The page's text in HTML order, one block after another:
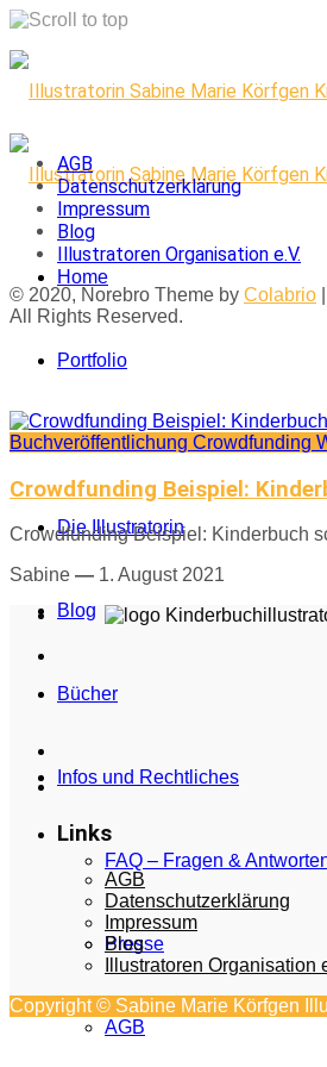
Skip
content
Home
Portfolio
Kontakt
Die Illustratorin
Blog
Bücher
Infos und Rechtliches
FAQ – Fragen &
Presse
AGB
AGB
Datenschutzerklärung
Impressum
Blog
Illustratoren Organisation e.V.
© 2020, Norebro Theme by Colabrio
All Rights Reserved.
Buchveröffentlichung Crowdfunding
Crowdfunding Beispiel:
Crowdfunding Beispiel: Kinderbuch
Sabine — 1. August 2021
Links
AGB
Datenschutzerklärung
Impressum
Blog
Illustratoren Organisation
Copyright © Sabine Marie Körfgen